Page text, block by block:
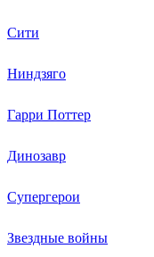
Сити
Ниндзяго
Гарри Поттер
Динозавр
Супергерои
Звездные войны